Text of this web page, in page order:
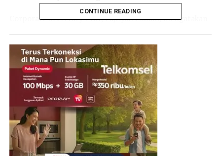
Corporate Secretary PGN, Fajriyah Usman, mengatakan
memastikan infrastruktur yang telah dibangun dapat
dimanfaatkan secara optimal untuk mendukung
kebutuhan energi nasional sekaligus menciptakan nilai
tambah yang berkelanjutan.
“Yang terus kami jaga adalah bagaimana infrastruktur
yang telah dibangun selama ini dapat beroperasi secara
andal, dimanfaatkan secara optimal, dan mampu
mendukung pertumbuhan kebutuhan energi nasional
dalam jangka panjang,” ujar Fajriyah.
CONTINUE READING